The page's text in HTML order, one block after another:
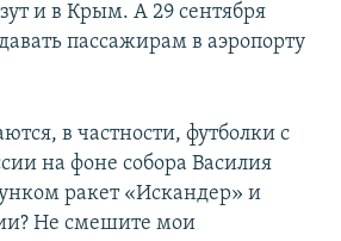
и в Крым. А 29 сентября
пассажирам в аэропорту
в частности, футболки с
на фоне собора Василия
ракет «Искандер» и
Не смешите мои